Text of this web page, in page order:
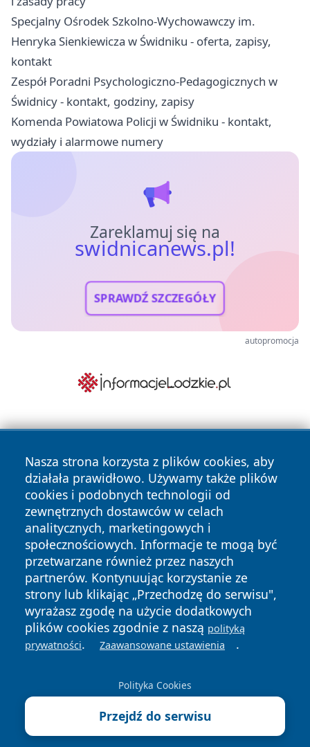
Specjalny Ośrodek Szkolno-Wychowawczy im.
Henryka Sienkiewicza w Świdniku - oferta, zapisy,
kontakt
Zespół Poradni Psychologiczno-Pedagogicznych w
Świdnicy - kontakt, godziny, zapisy
Komenda Powiatowa Policji w Świdniku - kontakt,
wydziały i alarmowe numery
Zareklamuj się na
swidnicanews.pl!
SPRAWDŹ SZCZEGÓŁY
autopromocja
Nasza strona korzysta z plików cookies, aby
działała prawidłowo. Używamy także plików
cookies i podobnych technologii od
zewnętrznych dostawców w celach
analitycznych, marketingowych i
społecznościowych. Informacje te mogą być
przetwarzane również przez naszych
partnerów. Kontynuując korzystanie ze
strony lub klikając „Przechodzę do serwisu",
wyrażasz zgodę na użycie dodatkowych
plików cookies zgodnie z naszą polityką
prywatności. Zaawansowane ustawienia .
Polityka Cookies
Przejdź do serwisu
Copyright © 2026 swidnicanews.pl Wszystkie prawa
zastrzeżone.
News Autorzy
Polityka
Prywatności
Polityka
Cookies